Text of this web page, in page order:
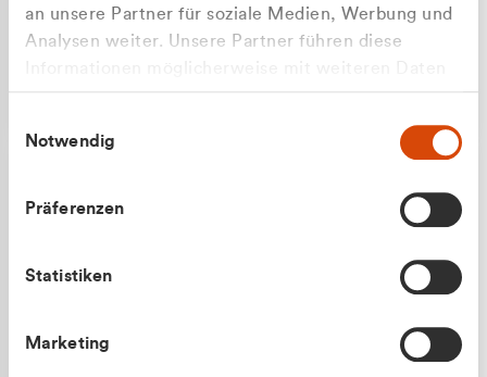
an unsere Partner für soziale Medien, Werbung und
Analysen weiter. Unsere Partner führen diese
gesammelt haben.
Notwendig
Präferenzen
Statistiken
Marketing
Apilash Balanesan